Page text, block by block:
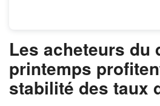
Les acheteurs du
printemps
stabilité des taux